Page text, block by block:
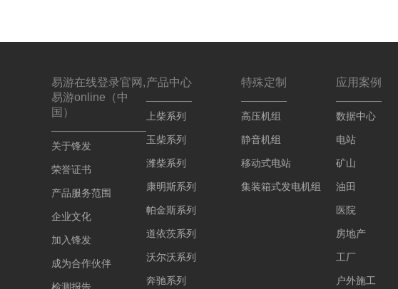
易游在线登录官网,
易游online（中
国）
关于锋发
荣誉证书
产品服务范围
企业文化
加入锋发
成为合作伙伴
产品中心
上柴系列
玉柴系列
潍柴系列
康明斯系列
帕金斯系列
道依茨系列
沃尔沃系列
奔驰系列
特殊定制
高压机组
静音机组
移动式电站
集装箱式发电机组
应用案例
数据中心
电站
矿山
油田
医院
房地产
工厂
户外施工